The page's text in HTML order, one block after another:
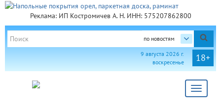
Реклама: ИП Костромичев А. Н. ИНН: 575207862800
по новостям
18+
9 августа 2026 г.
воскресенье
Toggle